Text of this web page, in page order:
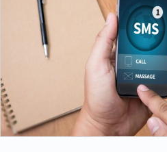
お知らせ
コラム
会社情報